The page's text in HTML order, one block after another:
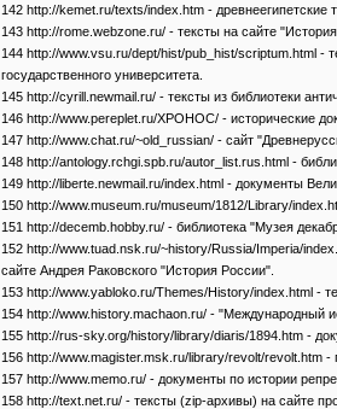
142 http://kemet.ru/texts/index.htm - древнеегипетские
143 http://rome.webzone.ru/ - тексты на сайте
144 http://www.vsu.ru/dept/hist/pub_hist/scriptum.html -
государственного университета.
145 http://cyrill.newmail.ru/ - тексты из библиотеки
146 http://www.pereplet.ru/XPOHOC/ - исторические
147 http://www.chat.ru/~old_russian/ - сайт
148 http://antology.rchgi.spb.ru/autor_list.rus.html -
149 http://liberte.newmail.ru/index.html - документы
150 http://www.museum.ru/museum/1812/Library/
151 http://decemb.hobby.ru/ - библиотека "Музея
152 http://www.tuad.nsk.ru/~history/Russia/Imperia/
сайте Андрея Раковского "История России".
153 http://www.yabloko.ru/Themes/History/index.html -
154 http://www.history.machaon.ru/ - "Международный
155 http://rus-sky.org/history/library/diaris/1894.htm -
156 http://www.magister.msk.ru/library/revolt/revolt.htm
157 http://www.memo.ru/ - документы по истории
158 http://text.net.ru/ - тексты (zip-архивы) на сайте